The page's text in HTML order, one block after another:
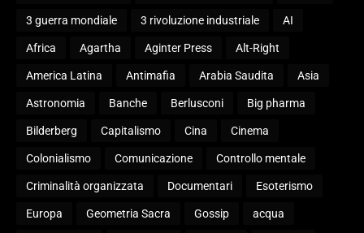
3 guerra mondiale 3 rivoluzione industriale AI
Africa Agartha Aginter Press Alt-Right
America Latina Antimafia Arabia Saudita Asia
Astronomia Banche Berlusconi Big pharma
Bilderberg Capitalismo Cina Cinema
Colonialismo Comunicazione Controllo mentale
Criminalità organizzata Documentari Esoterismo
Europa Geometria Sacra Gossip acqua